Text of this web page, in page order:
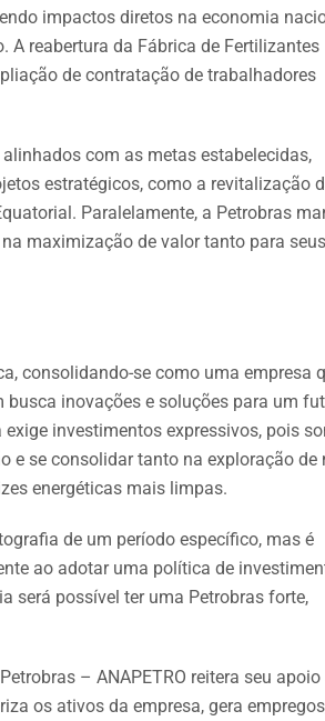
impactos diretos na economia
A reabertura da Fábrica de Fertilizantes
de contratação de trabalhadores
com as metas estabelecidas,
estratégicos, como a revitalização
Paralelamente, a Petrobras
maximização de valor tanto para seus
consolidando-se como uma empresa
inovações e soluções para um
investimentos expressivos, pois
e se consolidar tanto na exploração de
energéticas mais limpas.
de um período específico, mas é
ao adotar uma política de
será possível ter uma Petrobras forte,
– ANAPETRO reitera seu apoio
os ativos da empresa, gera